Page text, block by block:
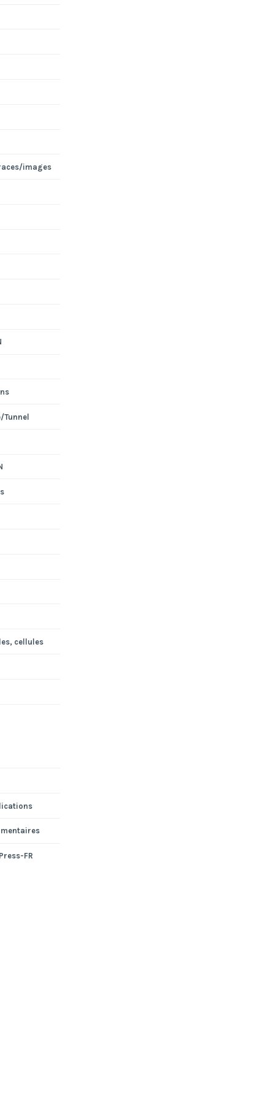
images
cellules
FR